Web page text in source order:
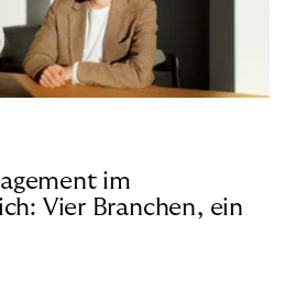
im
Vier Branchen, ein